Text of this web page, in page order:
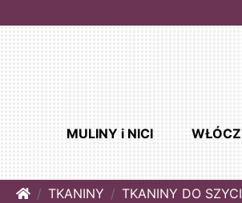
MULINY i NICI
HomeTKANINY TKANINY DO